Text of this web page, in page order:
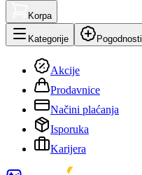
Korpa
Kategorije Pogodnosti
Akcije
Prodavnice
Načini plaćanja
Isporuka
Karijera